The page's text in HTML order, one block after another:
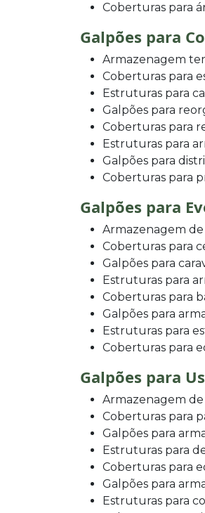
Coberturas para
Galpões para
Armazenagem
Coberturas para
Estruturas para
Galpões para
Coberturas para
Estruturas para
Galpões para
Coberturas para
Galpões para
Armazenagem
Coberturas para
Galpões para
Estruturas para
Coberturas para
Galpões para
Estruturas para
Coberturas para
Galpões para
Armazenagem
Coberturas para
Galpões para
Estruturas para
Coberturas para
Galpões para
Estruturas para